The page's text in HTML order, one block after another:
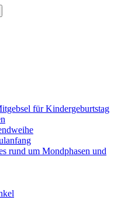
für Kindergeburtstag
rund um Mondphasen und